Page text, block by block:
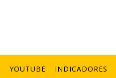
YOUTUBE INDICADORES